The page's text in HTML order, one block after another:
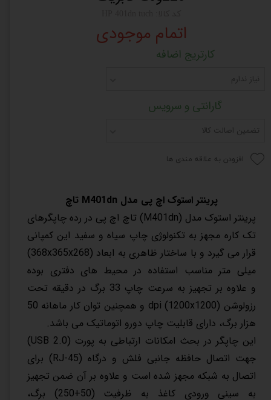
اتمام موجودی
کارتریج اضافه
نیاز ندارم
گارانتی و سرویس
تضمین اصالت کالا
افزودن به علاقه مندی ها
پرینتر استوک اچ پی مدل M401dn تاچ
پرینتر استوک مدل (M401dn) تاچ اچ پی در رده چاپگرهای
تک کاره مجهز به تکنولوژی چاپ سیاه و سفید این کمپانی
قرار می گیرد و با ساختار ظاهری به ابعاد (368x365x268)
میلی متر مناسب استفاده در محیط های دفتری بوده
و علاوه بر تجهیز به سرعت چاپ 33 برگ در دقیقه تحت
رزولوشن (1200x1200) dpi و همچنین توان کار ماهانه 50
هزار برگ، دارای قابلیت چاپ دورو اتوماتیک می باشد.
این چاپگر در بحث امکانات ارتباطی به پورت (USB 2.0)
جهت اتصال حافظه جانبی فلش و درگاه (RJ-45) برای
اتصال به شبکه مجهز شده است و علاوه بر آن ضمن تجهیز
به سینی ورودی کاغذ به ظرفیت (50+250) برگ،